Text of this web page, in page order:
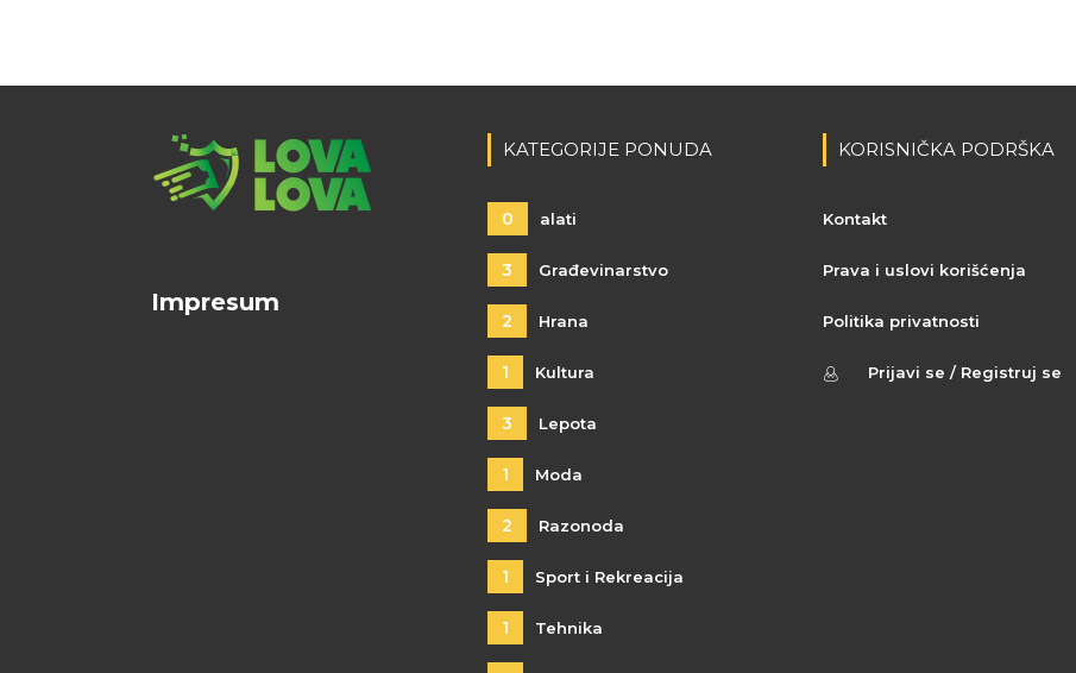
Impresum
KATEGORIJE PONUDA
0 alati
3 Građevinarstvo
2 Hrana
1 Kultura
3 Lepota
1 Moda
2 Razonoda
1 Sport i Rekreacija
1 Tehnika
KORISNIČKA PODRŠKA
Kontakt
Prava i uslovi korišćenja
Politika privatnosti
Prijavi se / Registruj se